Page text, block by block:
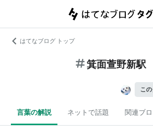
はてなブログ トップ
箕面萱野新駅
こ
言葉の解説 ネットで話題 関連ブ